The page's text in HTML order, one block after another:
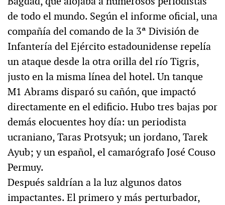
de todo el mundo. Según el informe oficial, una
compañía del comando de la 3ª División de
Infantería del Ejército estadounidense repelía
un ataque desde la otra orilla del río Tigris,
justo en la misma línea del hotel. Un tanque
M1 Abrams disparó su cañón, que impactó
directamente en el edificio. Hubo tres bajas por
demás elocuentes hoy día: un periodista
ucraniano, Taras Protsyuk; un jordano, Tarek
Ayub; y un español, el camarógrafo José Couso
Permuy.
Después saldrían a la luz algunos datos
impactantes. El primero y más perturbador,